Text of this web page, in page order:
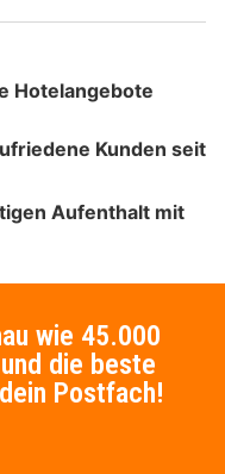
Hotelangebote
Kunden seit
Aufenthalt mit
wie 45.000
die beste
Postfach!